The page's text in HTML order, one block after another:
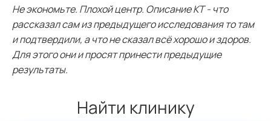
Не экономьте. Плохой центр. Описание КТ - что
рассказал сам из предыдущего исследования то там
и подтвердили, а что не сказал всё хорошо и здоров.
Для этого они и просят принести предыдущие
результаты.
Найти клинику